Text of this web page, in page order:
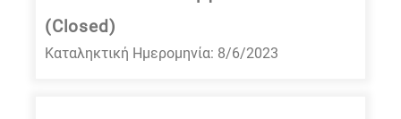
(Closed)
Καταληκτική Ημερομηνία: 8/6/2023